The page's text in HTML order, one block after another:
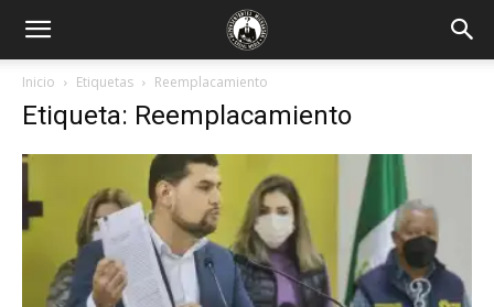
Inicio Etiquetas Reemplacamiento
Etiqueta: Reemplacamiento